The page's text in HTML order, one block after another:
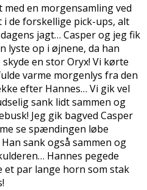
en morgensamling ved
de forskellige pick-ups, alt
jagt… Casper og jeg fik
lyste op i øjnene, da han
en stor Oryx! Vi kørte
varme morgenlys fra den
efter Hannes… Vi gik vel
sank lidt sammen og
Jeg gik bagved Casper
se spændingen løbe
sank også sammen og
Hannes pegede
par lange horn som stak